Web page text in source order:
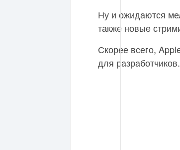
Ну и ожидаются
также новые
Скорее всего,
для разработчиков.